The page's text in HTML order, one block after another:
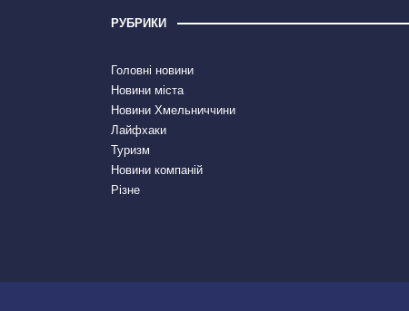
РУБРИКИ
Головні новини
Новини міста
Новини Хмельниччини
Лайфхаки
Туризм
Новини компаній
Різне